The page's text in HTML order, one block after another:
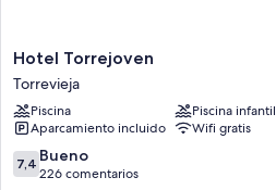
Hotel
Torrejoven
Torrevieja
Hotel Torrejoven
Torrevieja
Piscina
Piscina infantil
Aparcamiento incluido
Wifi gratis
7.4
sobre
7,4 Bueno
226 comentarios